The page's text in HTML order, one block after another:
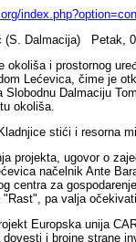
(S. Dalmacija)
Petak,
okoliša i prostornog
Lećevica, čime je
Slobodnu Dalmaciju
okoliša.
stići i resorna
projekta, ugovor o
načelnik Ante
centra za
pa valja
Europska unija
i brojne strane